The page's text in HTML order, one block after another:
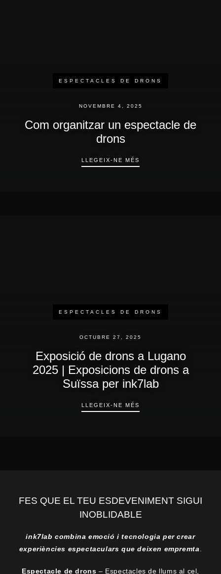
ESPECTACLES DE DRONS
NOVEMBRE 4, 2025
Com organitzar un espectacle de
drons
LLEGEIX-NE MÉS
ESPECTACLES DE DRONS
NOVEMBRE 4, 2025
Tendències d'esdeveniments
2026: Emoció, innovació i llum |
ESPECTACLES DE DRONS
OCTUBRE 27, 2025
Exposició de drons a Lugano
2025 | Exposicions de drons a
Suïssa per ink7lab
LLEGEIX-NE MÉS
FES QUE EL TEU ESDEVENIMENT SIGUI
INOBLIDABLE
ink7lab combina emoció i tecnologia per crear
experiències espectaculars que deixen empremta
Espectacle de drons – Espectacles de llums al cel,